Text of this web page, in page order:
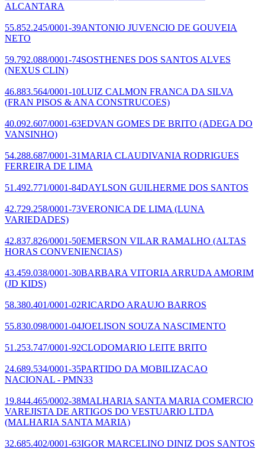
ALCANTARA
55.852.245/0001-39ANTONIO JUVENCIO DE GOUVEIA
NETO
59.792.088/0001-74SOSTHENES DOS SANTOS ALVES
(NEXUS CLIN)
46.883.564/0001-10LUIZ CALMON FRANCA DA SILVA
(FRAN PISOS & ANA CONSTRUCOES)
40.092.607/0001-63EDVAN GOMES DE BRITO (ADEGA DO
VANSINHO)
54.288.687/0001-31MARIA CLAUDIVANIA RODRIGUES
FERREIRA DE LIMA
51.492.771/0001-84DAYLSON GUILHERME DOS SANTOS
42.729.258/0001-73VERONICA DE LIMA (LUNA
VARIEDADES)
42.837.826/0001-50EMERSON VILAR RAMALHO (ALTAS
HORAS CONVENIENCIAS)
43.459.038/0001-30BARBARA VITORIA ARRUDA AMORIM
(JD KIDS)
58.380.401/0001-02RICARDO ARAUJO BARROS
55.830.098/0001-04JOELISON SOUZA NASCIMENTO
51.253.747/0001-92CLODOMARIO LEITE BRITO
24.689.534/0001-35PARTIDO DA MOBILIZACAO
NACIONAL - PMN33
19.844.465/0002-38MALHARIA SANTA MARIA COMERCIO
VAREJISTA DE ARTIGOS DO VESTUARIO LTDA
(MALHARIA SANTA MARIA)
32.685.402/0001-63IGOR MARCELINO DINIZ DOS SANTOS